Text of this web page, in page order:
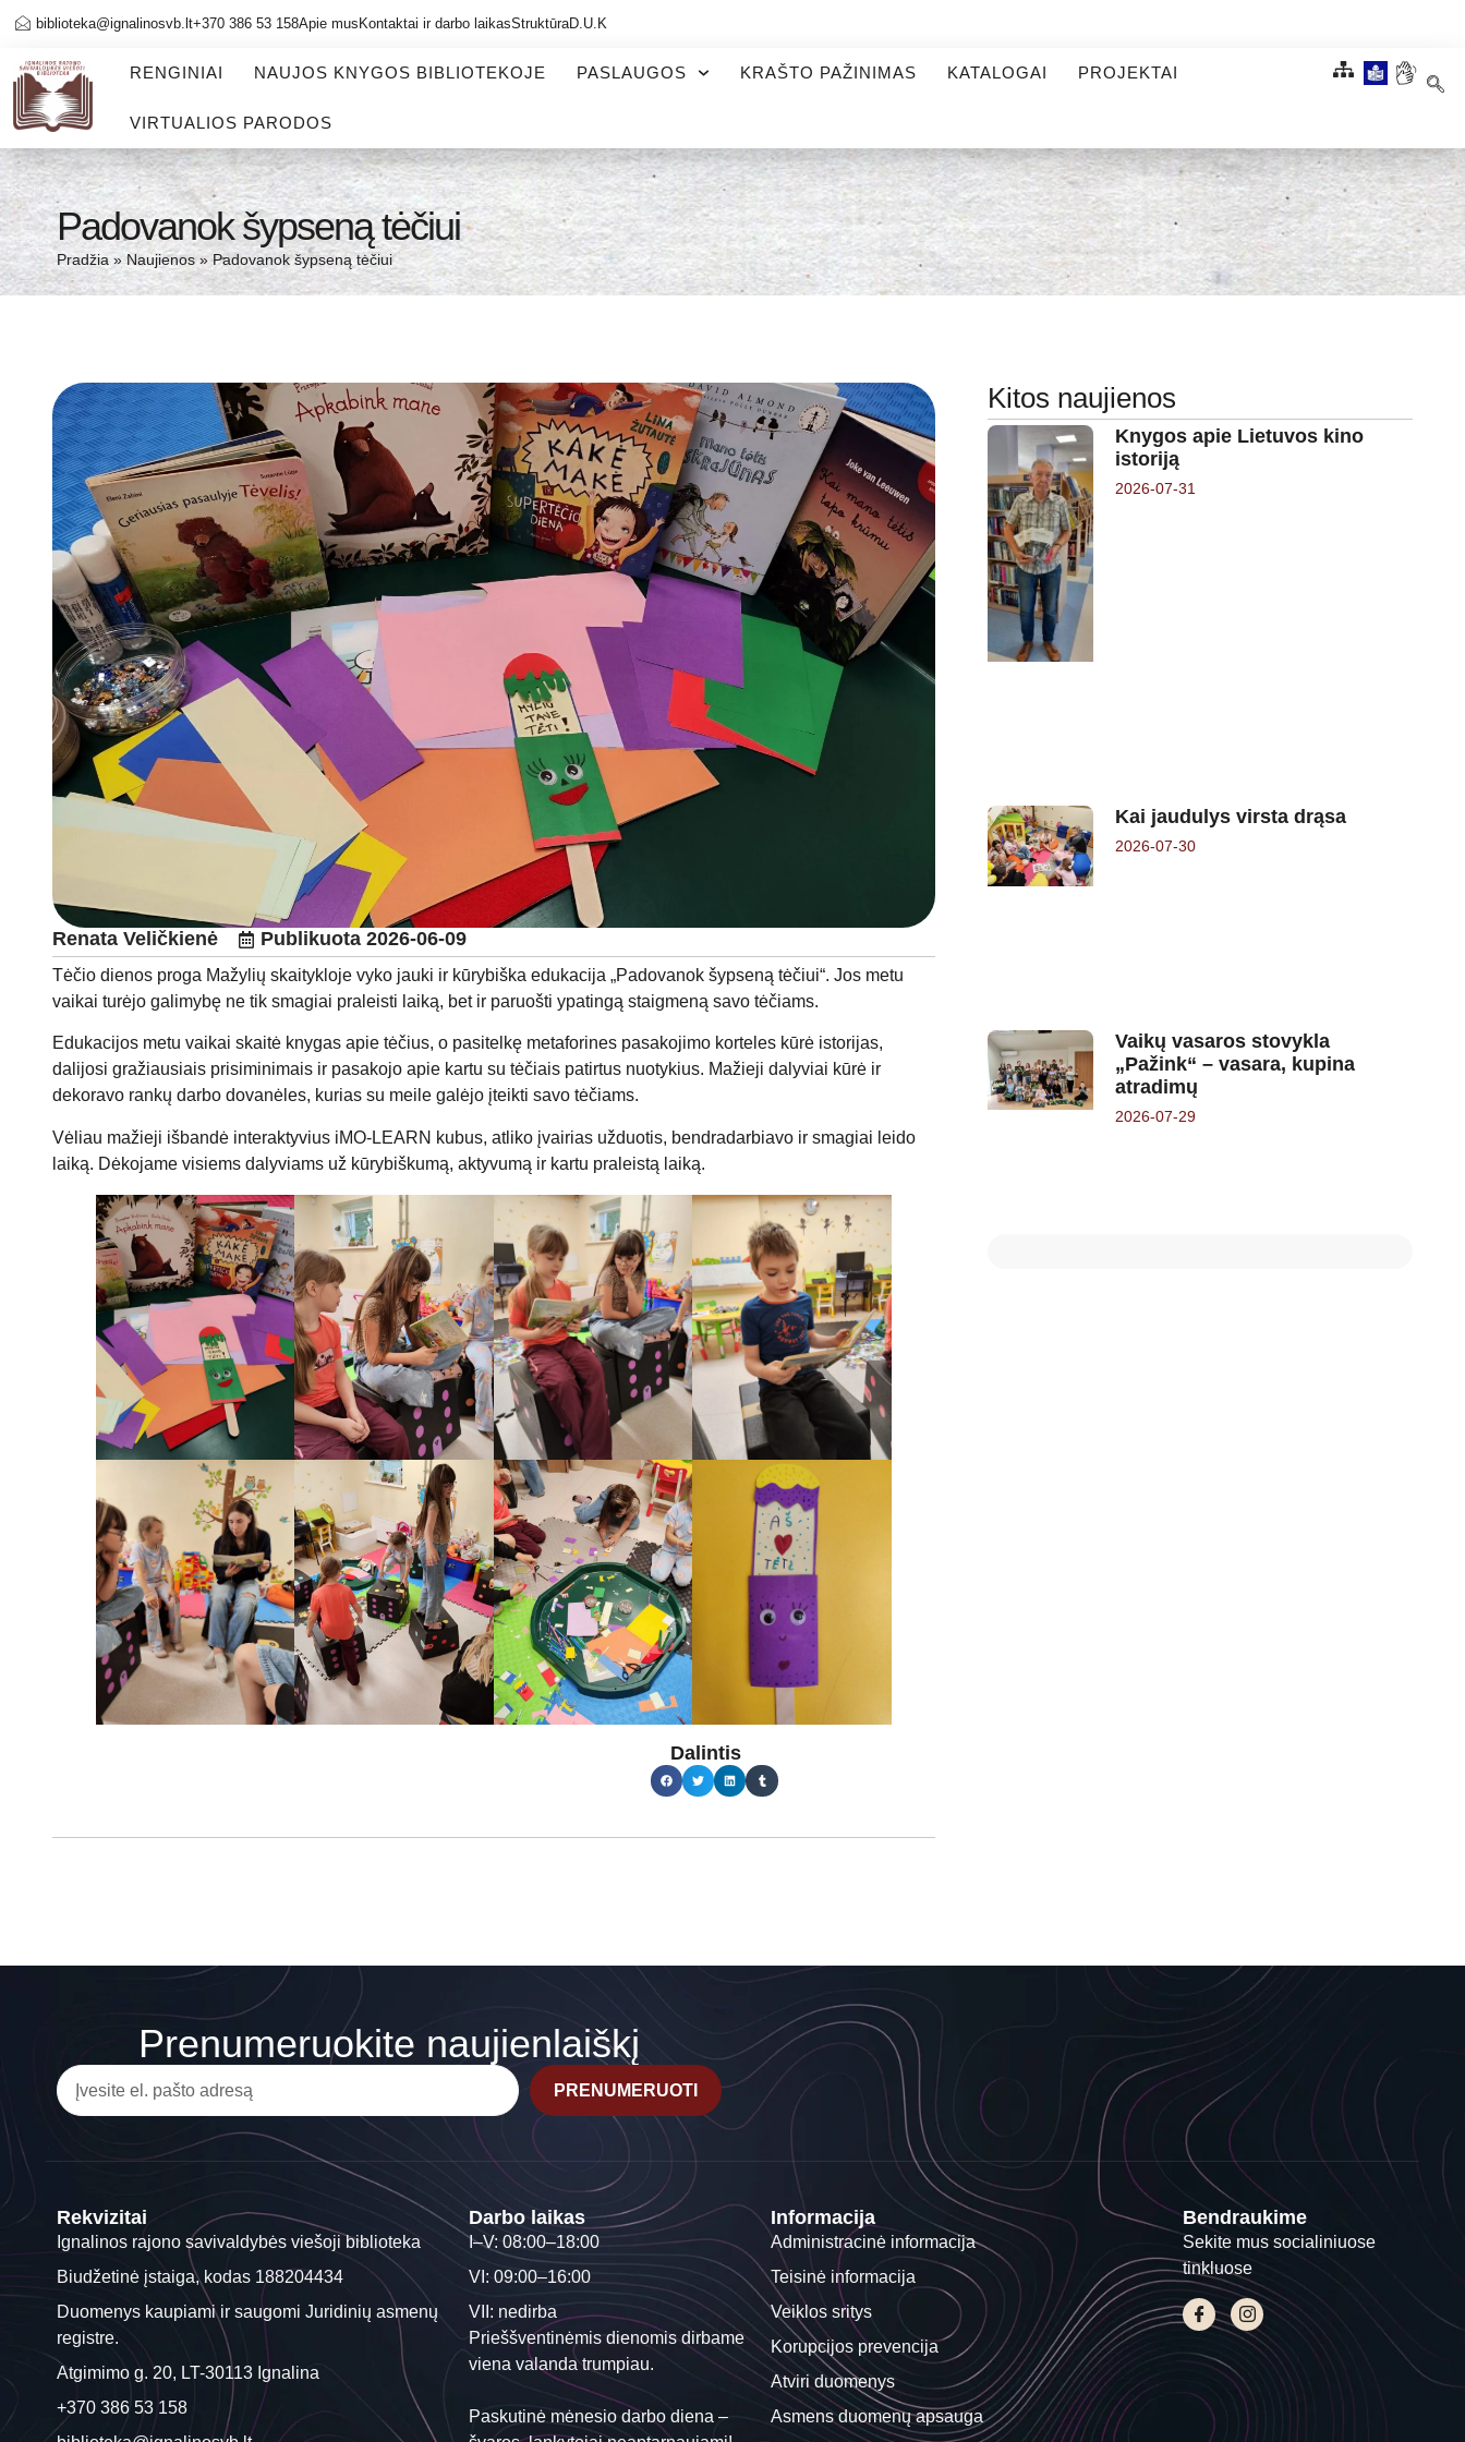
biblioteka@ignalinosvb.lt+370 386 53 158Apie mus Kontaktai ir darbo laikasStruktūraD.U.K
RENGINIAI NAUJOS KNYGOS BIBLIOTEKOJE PASLAUGOS KRAŠTO PAŽINIMAS KATALOGAI PROJEKTAI
VIRTUALIOS PARODOS
Padovanok šypseną tėčiui
Pradžia» Naujienos»Padovanok šypseną tėčiui
Renata Veličkienė Publikuota 2026-06-09
Tėčio dienos proga Mažylių skaitykloje vyko jauki ir kūrybiška edukacija „Padovanok šypseną tėčiui“. Jos metu
vaikai turėjo galimybę ne tik smagiai praleisti laiką, bet ir paruošti ypatingą staigmeną savo tėčiams.
Edukacijos metu vaikai skaitė knygas apie tėčius, o pasitelkę metaforines pasakojimo korteles kūrė istorijas,
dalijosi gražiausiais prisiminimais ir pasakojo apie kartu su tėčiais patirtus nuotykius. Mažieji dalyviai kūrė ir
dekoravo rankų darbo dovanėles, kurias su meile galėjo įteikti savo tėčiams.
Vėliau mažieji išbandė interaktyvius iMO-LEARN kubus, atliko įvairias užduotis, bendradarbiavo ir smagiai leido
laiką. Dėkojame visiems dalyviams už kūrybiškumą, aktyvumą ir kartu praleistą laiką.
Dalintis
Kitos naujienos
Knygos apie Lietuvos kino
istoriją
2026-07-31
Kai jaudulys virsta drąsa
2026-07-30
Vaikų vasaros stovykla
„Pažink“ – vasara, kupina
atradimų
2026-07-29
Prenumeruokite naujienlaiškį
PRENUMERUOTI
Rekvizitai
Ignalinos rajono savivaldybės viešoji biblioteka
Biudžetinė įstaiga, kodas 188204434
Duomenys kaupiami ir saugomi Juridinių asmenų
registre.
Atgimimo g. 20, LT-30113 Ignalina
+370 386 53 158
Darbo laikas
I–V: 08:00–18:00
VI: 09:00–16:00
VII: nedirba
Prieššventinėmis dienomis dirbame
viena valanda trumpiau.
Paskutinė mėnesio darbo diena –
Informacija
Administracinė informacija
Teisinė informacija
Veiklos sritys
Korupcijos prevencija
Atviri duomenys
Asmens duomenų apsauga
Bendraukime
Sekite mus socialiniuose
tinkluose